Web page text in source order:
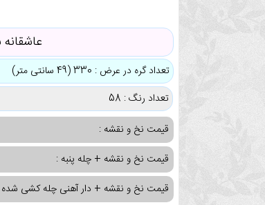
تعداد گره در عرض : 330 (49 سانتی متر)
تعداد رنگ : 58
قیمت نخ و نقشه :
قیمت نخ و نقشه + چله پنبه :
قیمت نخ و نقشه + دار آهنی چله کشی شده